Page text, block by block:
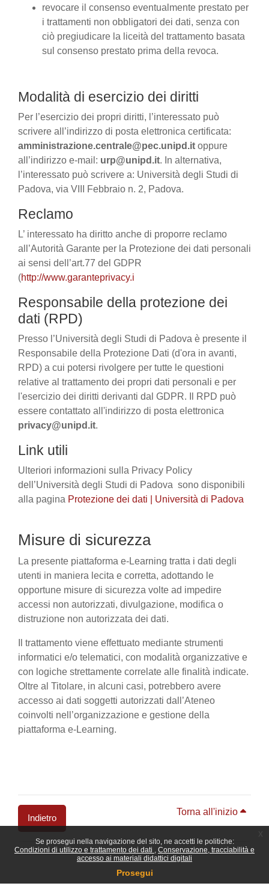
Se prosegui nella navigazione del sito, ne accetti le politiche:
Condizioni di utilizzo e trattamento dei dati
Conservazione, tracciabilità e
accesso ai materiali didattici digitali
Prosegui
revocare il consenso eventualmente prestato per
i trattamenti non obbligatori dei dati, senza con
ciò pregiudicare la liceità del trattamento basata
sul consenso prestato prima della revoca.
Modalità di esercizio dei diritti
Per l’esercizio dei propri diritti, l’interessato può
scrivere all’indirizzo di posta elettronica certificata:
amministrazione.centrale@pec.unipd.it oppure
all’indirizzo e-mail: urp@unipd.it. In alternativa,
l’interessato può scrivere a: Università degli Studi di
Padova, via VIII Febbraio n. 2, Padova.
Reclamo
L’ interessato ha diritto anche di proporre reclamo
all’Autorità Garante per la Protezione dei dati personali
ai sensi dell’art.77 del GDPR
(http://www.garanteprivacy.i
Responsabile della protezione dei
dati (RPD)
Presso l’Università degli Studi di Padova è presente il
Responsabile della Protezione Dati (d'ora in avanti,
RPD) a cui potersi rivolgere per tutte le questioni
relative al trattamento dei propri dati personali e per
l'esercizio dei diritti derivanti dal GDPR. Il RPD può
essere contattato all'indirizzo di posta elettronica
privacy@unipd.it.
Link utili
Ulteriori informazioni sulla Privacy Policy
dell’Università degli Studi di Padova sono disponibili
alla pagina Protezione dei dati | Università di Padova
Misure di sicurezza
La presente piattaforma e-Learning tratta i dati degli
utenti in maniera lecita e corretta, adottando le
opportune misure di sicurezza volte ad impedire
accessi non autorizzati, divulgazione, modifica o
distruzione non autorizzata dei dati.
Il trattamento viene effettuato mediante strumenti
informatici e/o telematici, con modalità organizzative e
con logiche strettamente correlate alle finalità indicate.
Oltre al Titolare, in alcuni casi, potrebbero avere
accesso ai dati soggetti autorizzati dall’Ateneo
coinvolti nell’organizzazione e gestione della
piattaforma e-Learning.
Indietro
Torna all'inizio
Blocchi